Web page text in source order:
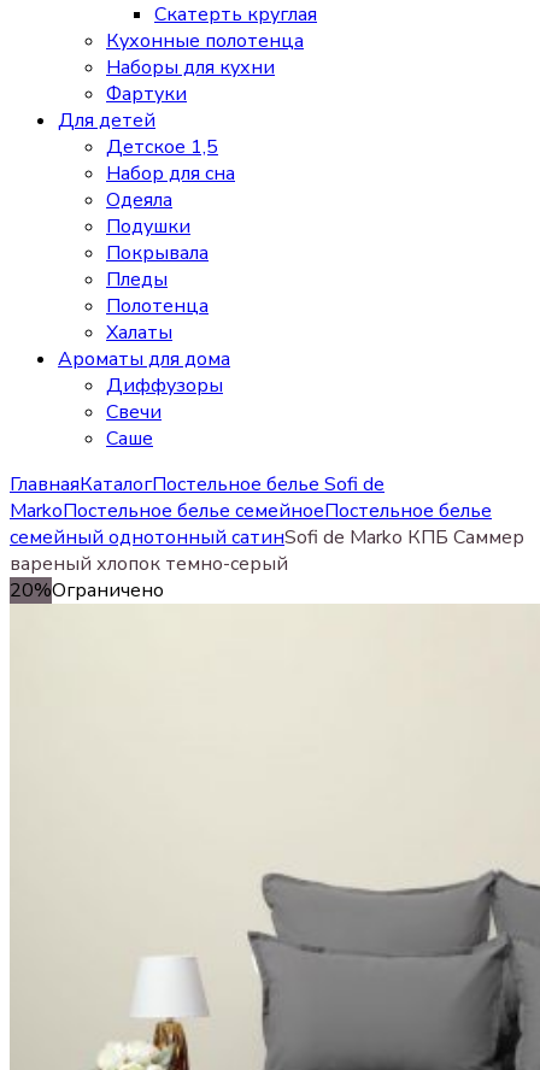
Скатерть круглая
Кухонные полотенца
Наборы для кухни
Фартуки
Для детей
Детское 1,5
Набор для сна
Одеяла
Подушки
Покрывала
Пледы
Полотенца
Халаты
Ароматы для дома
Диффузоры
Свечи
Cаше
ГлавнаяКаталогПостельное белье Sofi de
MarkoПостельное белье семейноеПостельное белье
семейный однотонный сатинSofi de Marko КПБ Саммер
вареный хлопок темно-серый
20%Ограничено